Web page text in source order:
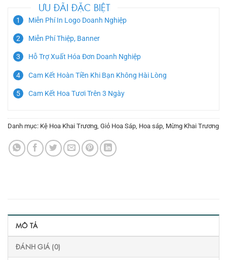
ƯU ĐÃI ĐẶC BIỆT
Miễn Phí In Logo Doanh Nghiệp
Miễn Phí Thiệp, Banner
Hỗ Trợ Xuất Hóa Đơn Doanh Nghiệp
Cam Kết Hoàn Tiền Khi Bạn Không Hài Lòng
Cam Kết Hoa Tươi Trên 3 Ngày
Danh mục: Kệ Hoa Khai Trương Giỏ Hoa Sáp Hoa sáp Mừng Khai Trương
MÔ TẢ
ĐÁNH GIÁ (0)